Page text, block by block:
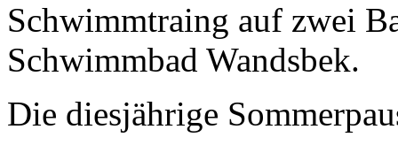
Schwimmtraing auf zwei
Schwimmbad Wandsbek.
Die diesjährige